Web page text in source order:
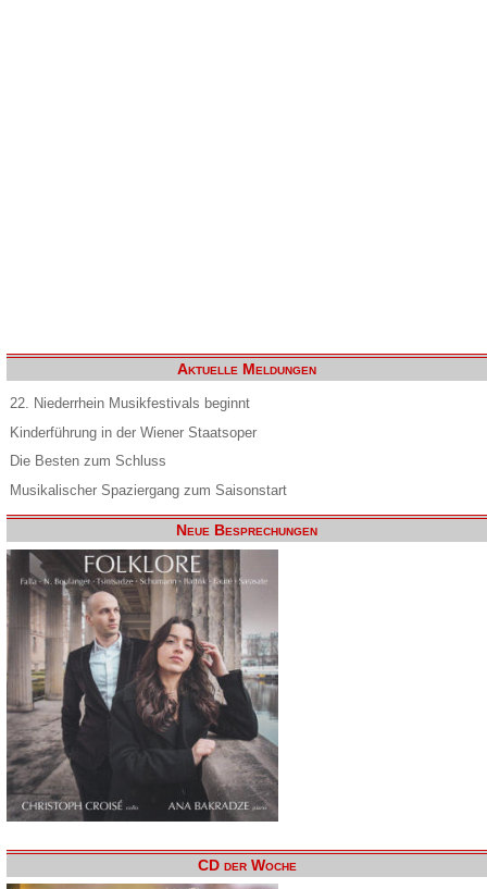
Aktuelle Meldungen
22. Niederrhein Musikfestivals beginnt
Kinderführung in der Wiener Staatsoper
Die Besten zum Schluss
Musikalischer Spaziergang zum Saisonstart
Neue Besprechungen
CD der Woche